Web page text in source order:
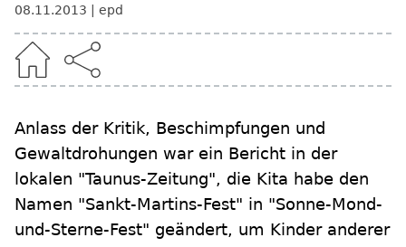
08.11.2013 epd
Anlass der Kritik, Beschimpfungen und
Gewaltdrohungen war ein Bericht in der
lokalen "Taunus-Zeitung", die Kita habe den
Namen "Sankt-Martins-Fest" in "Sonne-Mond-
und-Sterne-Fest" geändert, um Kinder anderer